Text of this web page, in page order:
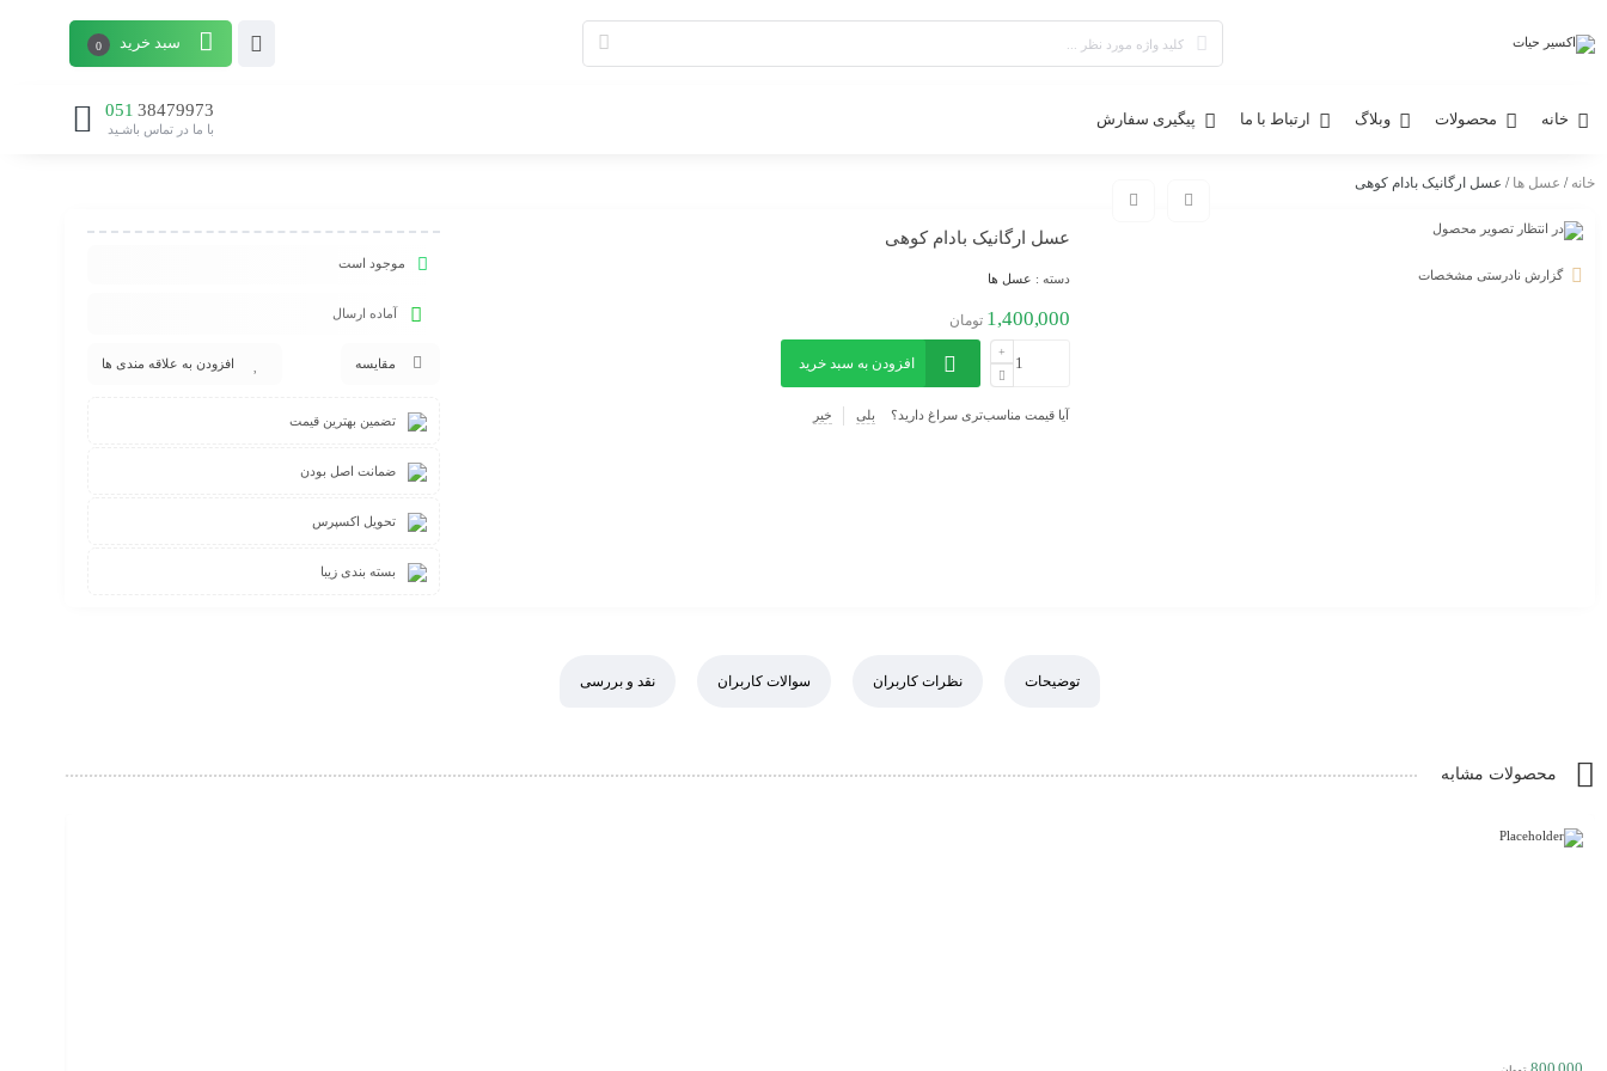
سبد خرید 0
خانه محصولات وبلاگ ارتباط با ما پیگیری سفارش 38479973
051
با ما در تماس باشـید
خانه / عسل ها / عسل ارگانیک بادام کوهی
گزارش نادرستی مشخصات
عسل ارگانیک بادام کوهی
دسته : عسل ها
1,400,000 تومان
افزودن به سبد خرید
آیا قیمت مناسب‌تری سراغ دارید؟ بلی خیر
موجود است
آماده ارسال
مقایسه افزودن به علاقه مندی ها
تضمین بهترین قیمت
ضمانت اصل بودن
تحویل اکسپرس
بسته بندی زیبا
توضیحات نظرات کاربران سوالات کاربران نقد و بررسی
محصولات مشابه